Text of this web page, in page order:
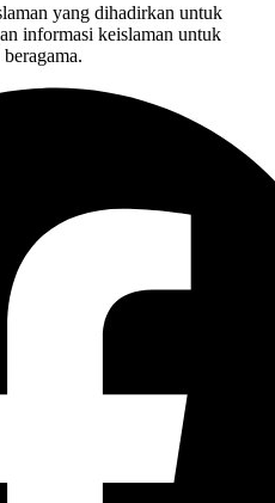
yang dihadirkan untuk
informasi keislaman untuk